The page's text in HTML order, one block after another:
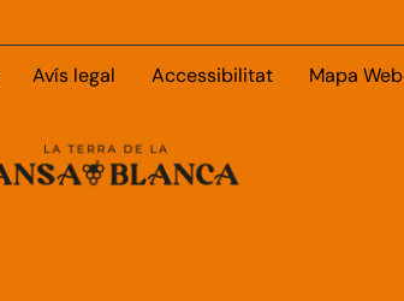
Avís legal Accessibilitat Mapa Web